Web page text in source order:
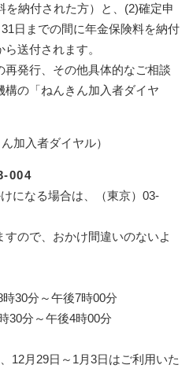
を納付された方）と、(2)確定申
日までの間に年金保険料を納付
送付されます。
再発行、その他具体的なご相談
の「ねんきん加入者ダイヤ
加入者ダイヤル）
004
になる場合は、（東京）03-
ので、おかけ間違いのないよ
30分～午後7時00分
～午後4時00分
12月29日～1月3日はご利用いた